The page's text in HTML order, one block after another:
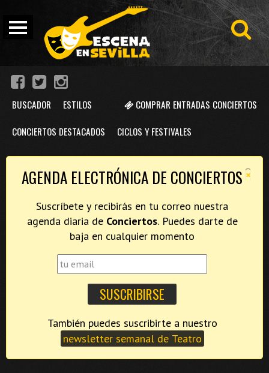
COMPRAR ENTRADAS CONCIERTOS
BUSCADOR ESTILOS
CONCIERTOS DESTACADOS CICLOS Y FESTIVALES
×
AGENDA ELECTRÓNICA DE CONCIERTOS
Suscríbete y recibirás en tu correo nuestra
agenda diaria de Conciertos. Puedes darte de
baja en cualquier momento
newsletter semanal de Teatro